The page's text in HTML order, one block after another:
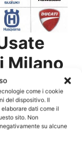
come i cookie
del dispositivo. Il
dati come il
sito. Non
su alcune
Milano
ci sono delle
esso e anche
che si
Porta